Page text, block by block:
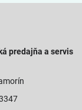
predajňa a servis